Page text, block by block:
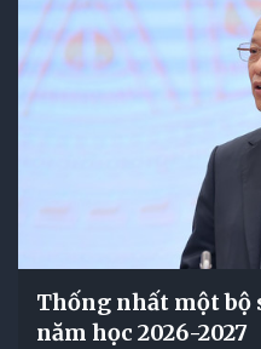
Thống nhất một bộ
năm học 2026-2027